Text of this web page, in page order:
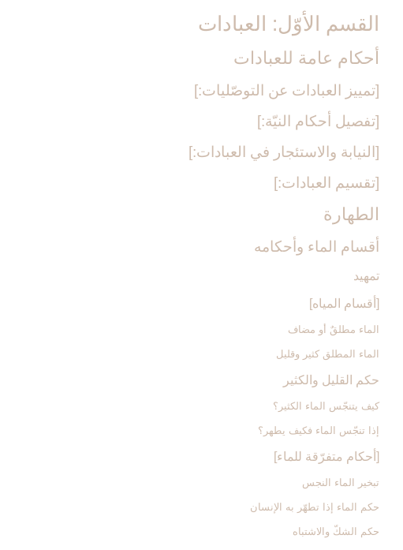
القسم الأوّل: العبادات‏
أحكام عامة للعبادات‏
[تمييز العبادات عن التوصّليات:]
[تفصيل أحكام النيّة:]
[النيابة والاستئجار في العبادات:]
[تقسيم العبادات:]
الطهارة
أقسام الماء وأحكامه‏
تمهيد
[أقسام المياه‏]
الماء مطلقٌ أو مضاف
الماء المطلق كثير وقليل
حكم القليل والكثير
كيف يتنجّس الماء الكثير؟
إذا تنجّس الماء فكيف يطهر؟
[أحكام متفرّقة للماء]
تبخير الماء النجس
حكم الماء إذا تطهّر به الإنسان
حكم الشكّ والاشتباه